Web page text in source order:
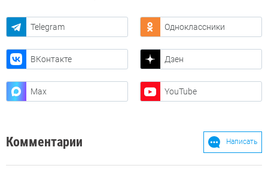
Telegram Одноклассники
ВКонтакте Дзен
Max YouTube
Комментарии Написать